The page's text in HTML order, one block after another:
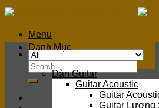
Skip
to
contentMenu
Search
for:
Danh Mục
Đàn Guitar
Guitar Acoustic
Guitar
Guitar Lương